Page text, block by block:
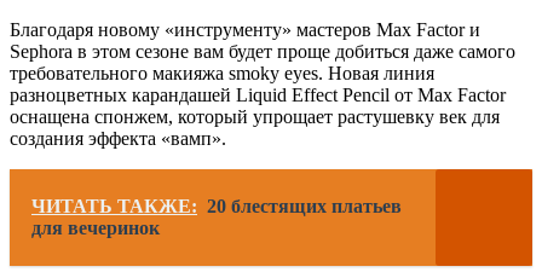
Благодаря новому «инструменту» мастеров Max Factor и
Sephora в этом сезоне вам будет проще добиться даже самого
требовательного макияжа smoky eyes. Новая линия
разноцветных карандашей Liquid Effect Pencil от Max Factor
оснащена спонжем, который упрощает растушевку век для
создания эффекта «вамп».
ЧИТАТЬ ТАКЖЕ: 20 блестящих платьев
для вечеринок